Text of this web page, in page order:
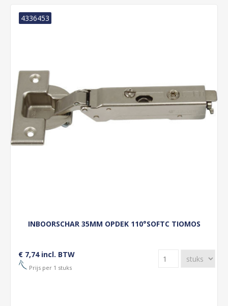
INBOORSCHAR 35MM OPDEK 110°SOFTC TIOMOS
4336453
€ 7,74 incl. BTW
Prijs per 1 stuks